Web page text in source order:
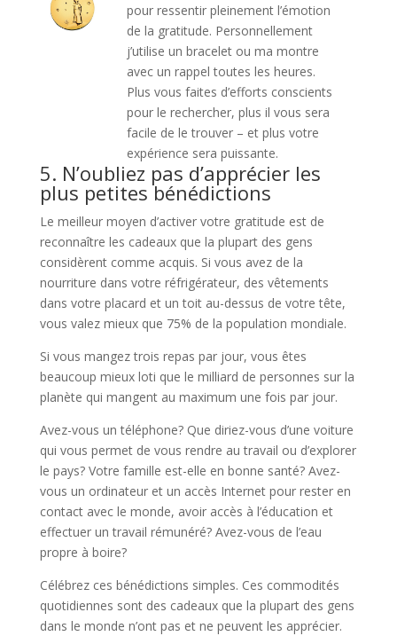
pour ressentir pleinement l’émotion
de la gratitude. Personnellement
j’utilise un bracelet ou ma montre
avec un rappel toutes les heures.
Plus vous faites d’efforts conscients
pour le rechercher, plus il vous sera
facile de le trouver – et plus votre
expérience sera puissante.
5. N’oubliez pas d’apprécier les
plus petites bénédictions
Le meilleur moyen d’activer votre gratitude est de
reconnaître les cadeaux que la plupart des gens
considèrent comme acquis. Si vous avez de la
nourriture dans votre réfrigérateur, des vêtements
dans votre placard et un toit au-dessus de votre tête,
vous valez mieux que 75% de la population mondiale.
Si vous mangez trois repas par jour, vous êtes
beaucoup mieux loti que le milliard de personnes sur la
planète qui mangent au maximum une fois par jour.
Avez-vous un téléphone? Que diriez-vous d’une voiture
qui vous permet de vous rendre au travail ou d’explorer
le pays? Votre famille est-elle en bonne santé? Avez-
vous un ordinateur et un accès Internet pour rester en
contact avec le monde, avoir accès à l’éducation et
effectuer un travail rémunéré? Avez-vous de l’eau
propre à boire?
Célébrez ces bénédictions simples. Ces commodités
quotidiennes sont des cadeaux que la plupart des gens
dans le monde n’ont pas et ne peuvent les apprécier.